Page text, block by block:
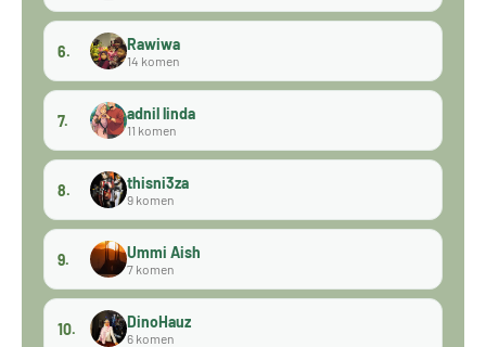
6. Rawiwa
14 komen
7. adnil linda
11 komen
8. thisni3za
9 komen
9. Ummi Aish
7 komen
10. DinoHauz
6 komen